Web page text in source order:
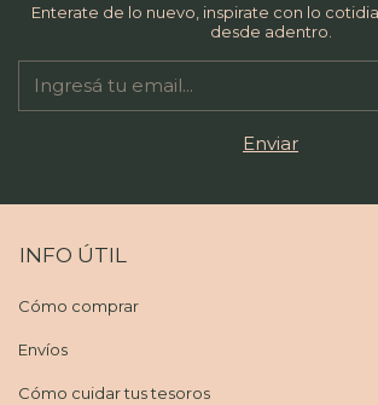
Enterate de lo nuevo, inspirate con lo
desde adentro.
INFO ÚTIL
Cómo comprar
Envíos
Cómo cuidar tus tesoros